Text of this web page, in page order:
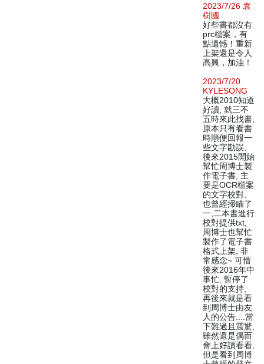
2023/7/26 袁
樹國
好些書都沒有
prc檔案，有
點遺憾！重新
上架還是令人
高興，加油！
2023/7/20
KYLESONG
大概2010知道
好讀, 就三不
五時來此找書,
原本只有看書
時順便回報一
些文字勘誤,
後來2015開始
幫忙周博士製
作電子書, 主
要是OCR檔案
的文字校對,
也曾經掃瞄了
一,二本書進行
校對提供txt,
周博士也幫忙
製作了電子書
格式上架, 非
常感念~ 可惜
後來2016年中
事忙, 暫停了
校對的支持,
再後來就是看
到周博士由友
人的公告....當
下難過且震驚,
雖然還是偶而
會上好讀看看,
但是看到周博